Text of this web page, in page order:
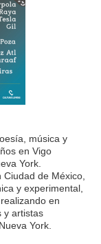
música y
en Vigo
York.
de México,
y experimental,
en
y artistas
York.